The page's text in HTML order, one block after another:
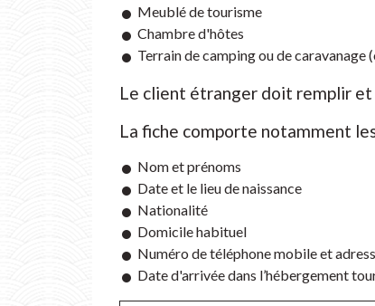
Meublé de tourisme
Chambre d'hôtes
Terrain de camping ou de caravanage
Le client étranger doit remplir et
La fiche comporte notamment
Nom et prénoms
Date et le lieu de naissance
Nationalité
Domicile habituel
Numéro de téléphone mobile et
Date d'arrivée dans l’hébergement